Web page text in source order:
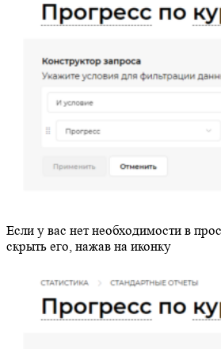
Если у вас нет необходимости в
скрыть его, нажав на иконку